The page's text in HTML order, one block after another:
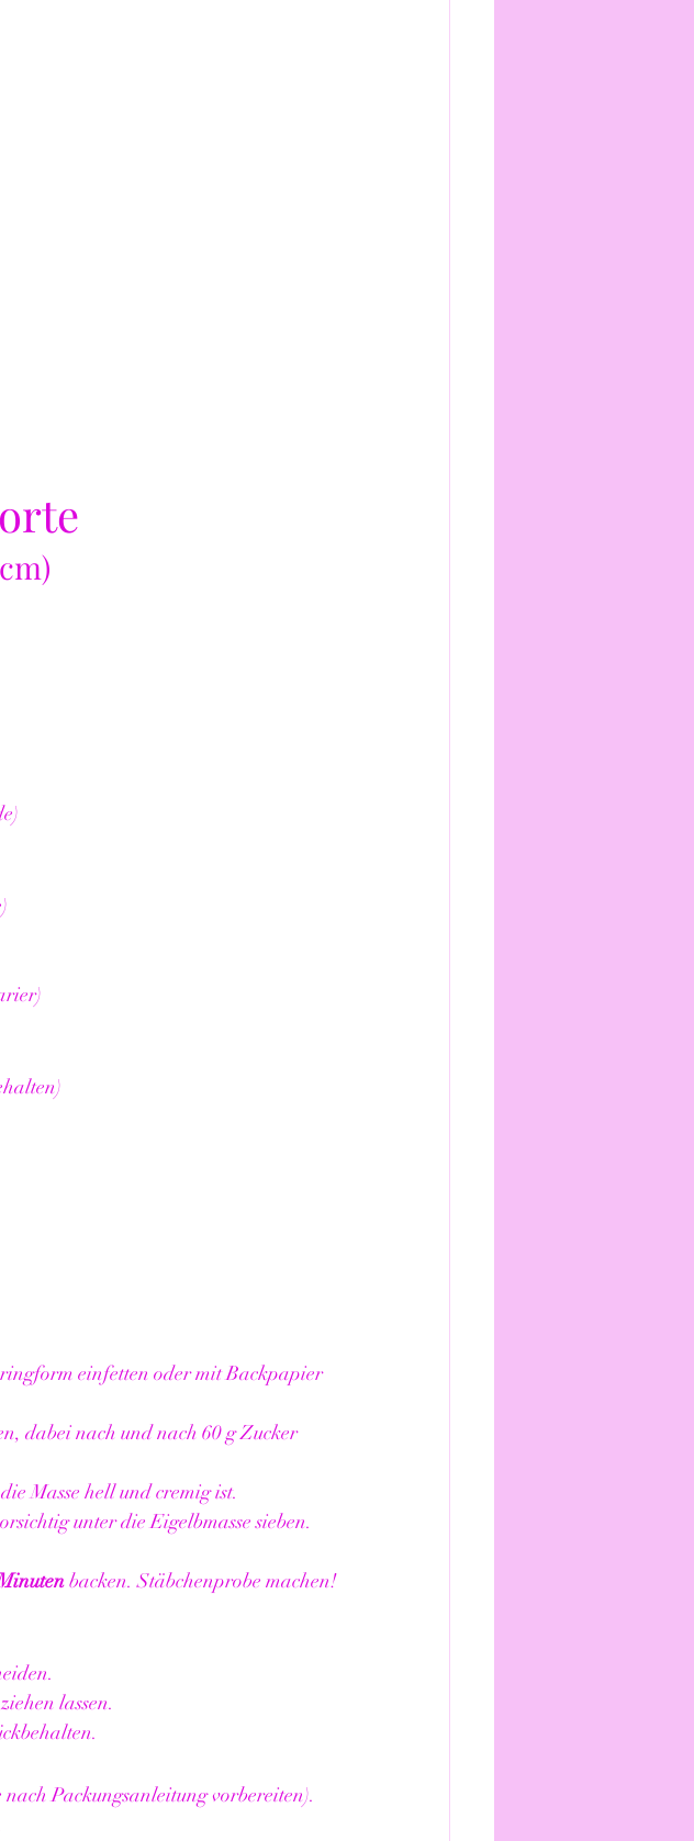
einfetten oder mit Backpapier
dabei nach und nach 60 g Zucker
Masse hell und cremig ist.
unter die Eigelbmasse sieben.
backen. Stäbchenprobe machen!
lassen.
Packungsanleitung vorbereiten).